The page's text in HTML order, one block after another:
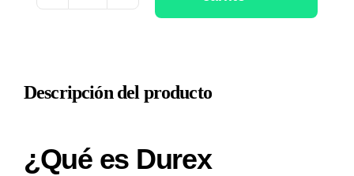
PRESERVATIVOS
Descripción del producto
¿Qué es Durex